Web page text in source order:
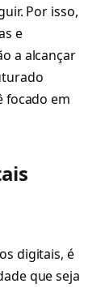
Por isso,
e
a alcançar
focado em
digitais, é
que seja